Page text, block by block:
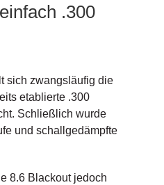
.300
sich zwangsläufig die
etablierte .300
Schließlich wurde
und schallgedämpfte
8.6 Blackout jedoch